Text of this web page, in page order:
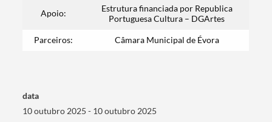
Apoio:
Estrutura financiada por Republica
Portuguesa Cultura – DGArtes
Parceiros: Câmara Municipal de Évora
data
10 outubro 2025 - 10 outubro 2025